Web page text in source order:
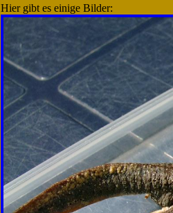
Hier gibt es einige Bilder: